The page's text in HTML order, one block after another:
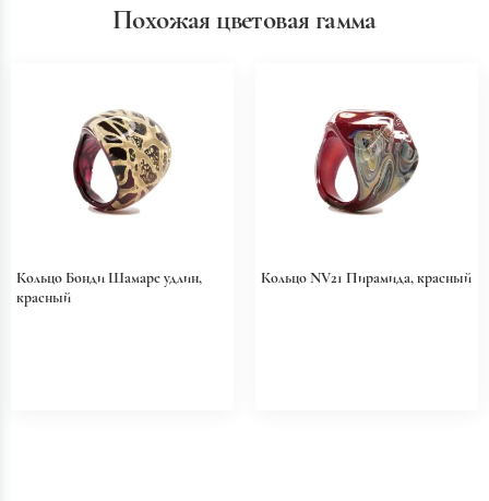
Похожая цветовая гамма
Кольцо Бонди Шамаре удлин,
красный
Кольцо NV21 Пирамида, красный